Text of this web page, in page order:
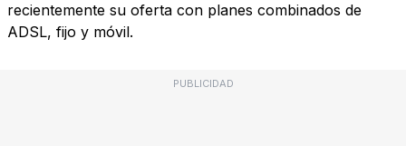
recientemente su oferta con planes combinados de
ADSL, fijo y móvil.
PUBLICIDAD